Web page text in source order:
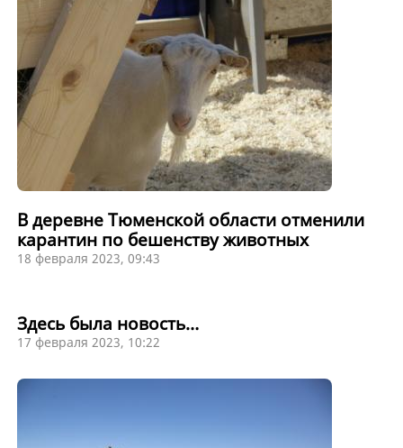
В деревне Тюменской области отменили
карантин по бешенству животных
18 февраля 2023, 09:43
Здесь была новость…
17 февраля 2023, 10:22